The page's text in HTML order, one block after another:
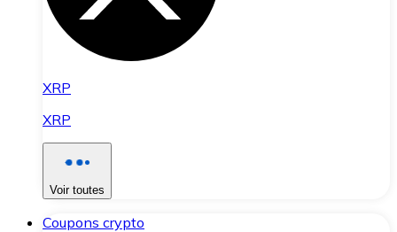
XRP
XRP
Voir toutes
Coupons crypto